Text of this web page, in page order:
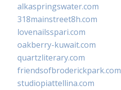
alkaspringswater.com
318mainstreet8h.com
lovenailsspari.com
oakberry-kuwait.com
quartzliterary.com
friendsofbroderickpark.com
studiopiattellina.com